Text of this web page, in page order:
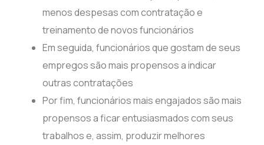
menos despesas com contratação e
treinamento de novos funcionários
Em seguida, funcionários que gostam de seus
empregos são mais propensos a indicar
outras contratações
Por fim, funcionários mais engajados são mais
propensos a ficar entusiasmados com seus
trabalhos e, assim, produzir melhores